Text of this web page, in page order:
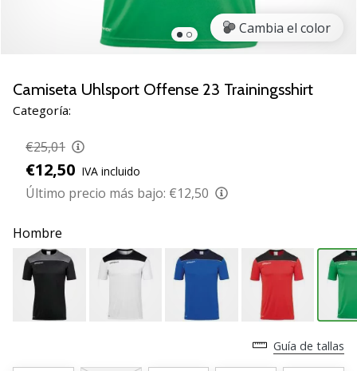
Navidad
jugadores
voleibol:
¡Nuestros
consejos
ayudarán
a
elegir
el
regalo
perfecto!
Cambia el color
Camiseta Uhlsport Offense 23 Trainingsshirt
Categoría:
€25,01
€12,50 IVA incluido
Último precio más bajo: €12,50
Hombre
Guía de tallas